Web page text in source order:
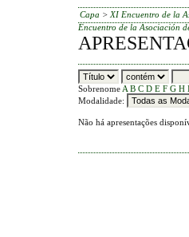
Capa > XI Encuentro de la
Encuentro de la Asociación
Sobrenome A B C D E F G H
Modalidade:
Não há apresentações